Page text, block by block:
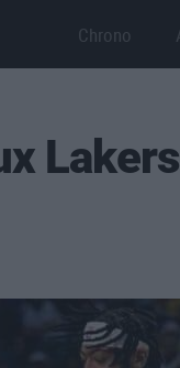
Chrono